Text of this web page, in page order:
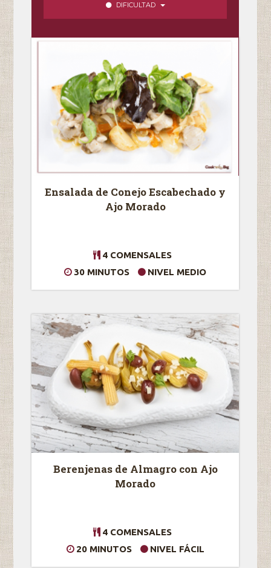
DIFICULTAD
Ensalada de Conejo Escabechado y
Ajo Morado
4 COMENSALES
30 MINUTOS
NIVEL MEDIO
Berenjenas de Almagro con Ajo
Morado
4 COMENSALES
20 MINUTOS
NIVEL FÁCIL